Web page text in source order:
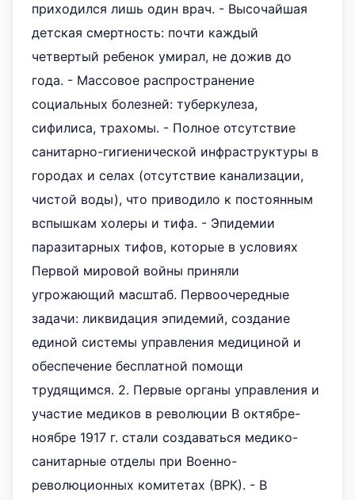
приходился лишь один врач. - Высочайшая
детская смертность: почти каждый
четвертый ребенок умирал, не дожив до
года. - Массовое распространение
социальных болезней: туберкулеза,
сифилиса, трахомы. - Полное отсутствие
санитарно-гигиенической инфраструктуры в
городах и селах (отсутствие канализации,
чистой воды), что приводило к постоянным
вспышкам холеры и тифа. - Эпидемии
паразитарных тифов, которые в условиях
Первой мировой войны приняли
угрожающий масштаб. Первоочередные
задачи: ликвидация эпидемий, создание
единой системы управления медициной и
обеспечение бесплатной помощи
трудящимся. 2. Первые органы управления и
участие медиков в революции В октябре-
ноябре 1917 г. стали создаваться медико-
санитарные отделы при Военно-
революционных комитетах (ВРК). - В